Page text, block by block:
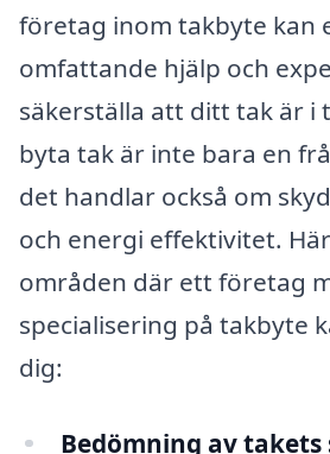
företag inom takbyte kan
omfattande hjälp och
säkerställa att ditt tak är i
byta tak är inte bara en
det handlar också om
och energi effektivitet.
områden där ett företag
specialisering på takbyte
dig:
Bedömning av takets